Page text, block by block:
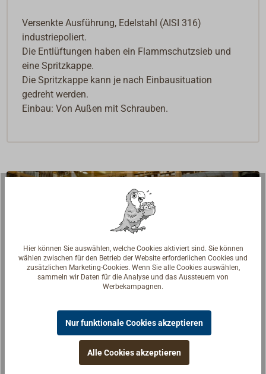
Versenkte Ausführung, Edelstahl (AISI 316)
industriepoliert.
Die Entlüftungen haben ein Flammschutzsieb und
eine Spritzkappe.
Die Spritzkappe kann je nach Einbausituation
gedreht werden.
Einbau: Von Außen mit Schrauben.
Fragen zum Artikel?
Reden Sie mit Handwerkern, Bootsbauern und
Hier können Sie auswählen, welche Cookies aktiviert sind. Sie können
wählen zwischen für den Betrieb der Website erforderlichen Cookies und
zusätzlichen Marketing-Cookies. Wenn Sie alle Cookies auswählen,
sammeln wir Daten für die Analyse und das Aussteuern von
Werbekampagnen.
Nur funktionale Cookies akzeptieren
Alle Cookies akzeptieren